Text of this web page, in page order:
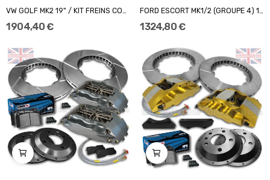
VW GOLF MK2 19" / KIT FREINS COMPBRAKE PRO...
1 904,40 €
FORD ESCORT MK1/2 (GROUPE 4) 13"/ KIT FREINS...
1 324,80 €